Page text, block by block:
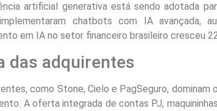
artificial generativa está sendo adotada
chatbots com IA avançada,
em IA no setor financeiro brasileiro cresceu
das adquirentes
como Stone, Cielo e PagSeguro,
A oferta integrada de contas PJ,